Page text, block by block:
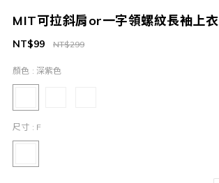
MIT可拉斜肩or一字領螺紋長袖上衣️
NT$299
NT$99
顏色 : 深紫色
尺寸 : F